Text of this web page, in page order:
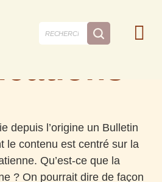
Nos
depuis l’origine un Bulletin
le contenu est centré sur la
Qu’est-ce que la
? On pourrait dire de façon